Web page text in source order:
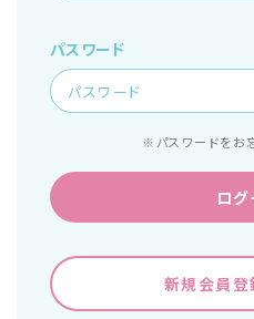
パスワード
※パスワードをお
ログ
新規会員登